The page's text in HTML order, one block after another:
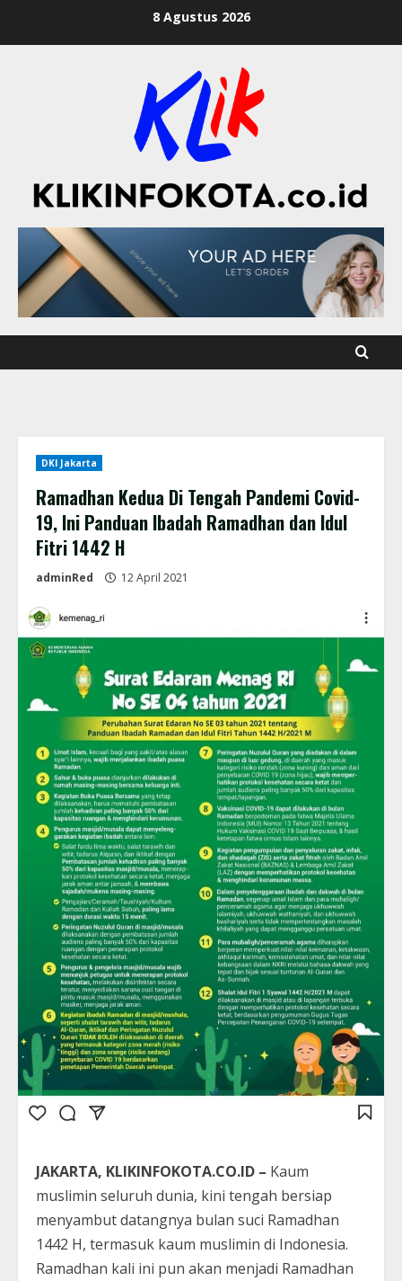
8 Agustus 2026
DKI Jakarta
Ramadhan Kedua Di Tengah Pandemi Covid-
19, Ini Panduan Ibadah Ramadhan dan Idul
Fitri 1442 H
adminRed 12 April 2021
JAKARTA, KLIKINFOKOTA.CO.ID – Kaum
muslimin seluruh dunia, kini tengah bersiap
menyambut datangnya bulan suci Ramadhan
1442 H, termasuk kaum muslimin di Indonesia.
Ramadhan kali ini pun akan menjadi Ramadhan